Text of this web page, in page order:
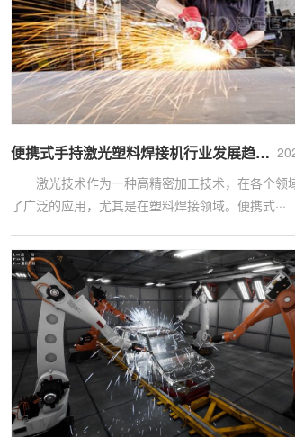
便携式手持激光塑料焊接机行业发展趋势及投资风险研究报告
激光技术作为一种高精密加工技术，在各个领
了广泛的应用，尤其是在塑料焊接领域。便携式···